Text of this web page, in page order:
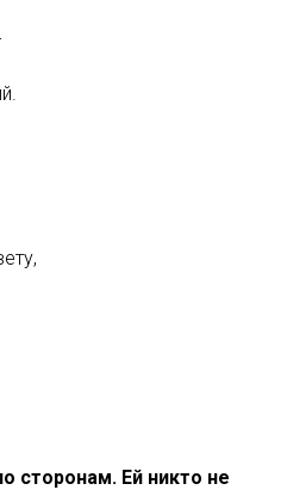
сторонам. Ей никто не